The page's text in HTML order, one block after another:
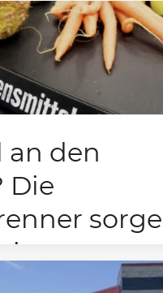
– neues
Vormarsch. Amazon
an den
Die
aus den USA löst